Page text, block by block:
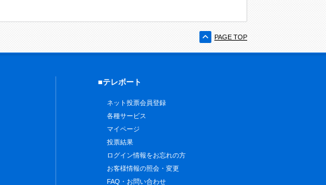
PAGE TOP
■テレボート
ネット投票会員登録
各種サービス
マイページ
投票結果
ログイン情報をお忘れの方
お客様情報の照会・変更
FAQ・お問い合わせ